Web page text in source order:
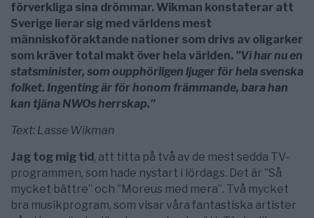
förverkliga sina drömmar. Wikman konstaterar att
Sverige lierar sig med världens mest
människoföraktande nationer som drivs av oligarker
som kräver total makt över hela världen. ”Vi har nu en
statsminister, som oupphörligen ljuger för hela svenska
folket. Ingenting är för honom främmande, bara han
kan tjäna NWOs herrskap.”
Text: Lasse Wikman
Jag tog mig tid , att titta på två av de mest sedda TV-
programmen, som hade nystart i lördags. Det är ”Så
mycket bättre” och ”Moreus med mera”. Två mycket
bra musikprogram, som visar våra fantastiska artister